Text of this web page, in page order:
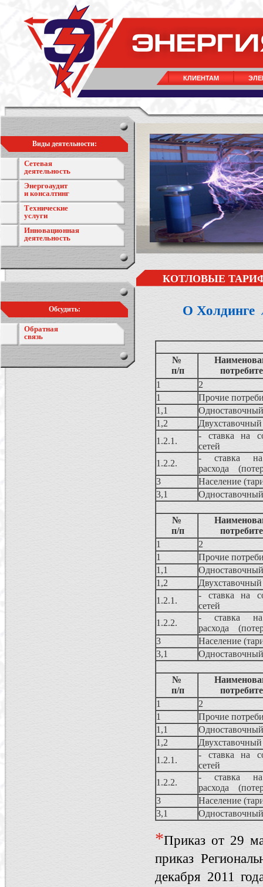
КЛИЕНТАМ
Виды деятельности:
Сетевая
деятельность
Энергоаудит
и консалтинг
Технические
услуги
Инновационная
деятельность
Обсудить:
Обратная
связь
КОТЛОВЫЕ
О Холдинге
№
п/п
1
2
1
Прочие
1,1
1,2
1.2.1.
- ставка на
сетей
1.2.2.
- ставка на
расхода
3
Население
3,1
№
п/п
1
2
1
Прочие
1,1
1,2
1.2.1.
- ставка на
сетей
1.2.2.
- ставка на
расхода
3
Население
3,1
№
п/п
1
2
1
Прочие
1,1
1,2
1.2.1.
- ставка на
сетей
1.2.2.
- ставка на
расхода
3
Население
3,1
*Приказ от 29
приказ
декабря 2011